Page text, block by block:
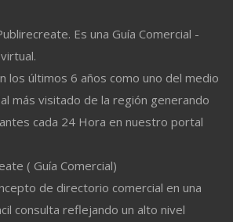
Es una Guía Comercial -
los últimos 6 años como uno del medio
más visitado de la región generando
cada 24 Hora en nuestro portal
( Guía Comercial)
de directorio comercial en una
consulta reflejando un alto nivel